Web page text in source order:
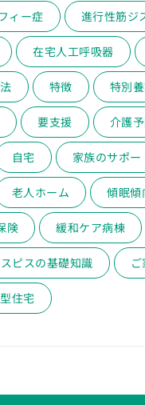
ィー症 進行性筋ジ
在宅人工呼吸器
特徴 特別
要支援 介護
自宅 家族のサポー
老人ホーム 傾眠傾
険 緩和ケア病棟
ピスの基礎知識
住宅